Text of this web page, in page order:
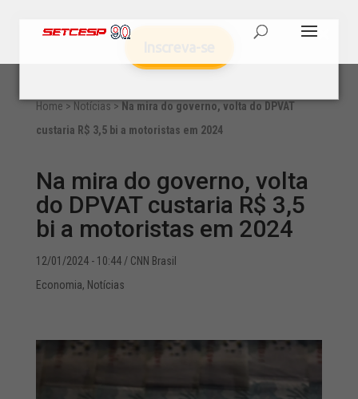
Home > Notícias > Na mira do governo, volta do DPVAT
custaria R$ 3,5 bi a motoristas em 2024
Na mira do governo, volta
do DPVAT custaria R$ 3,5
bi a motoristas em 2024
12/01/2024 - 10:44/ CNN Brasil
Economia, Notícias